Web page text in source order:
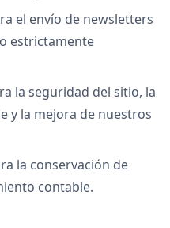
el envío de newsletters
estrictamente
la seguridad del sitio, la
y la mejora de nuestros
la conservación de
contable.